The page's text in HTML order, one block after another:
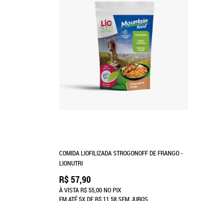
COMIDA LIOFILIZADA STROGONOFF DE FRANGO -
LIONUTRI
R$ 57,90
À VISTAR$ 55,00NO PIX
EM ATÉ5XDER$ 11,58SEM JUROS